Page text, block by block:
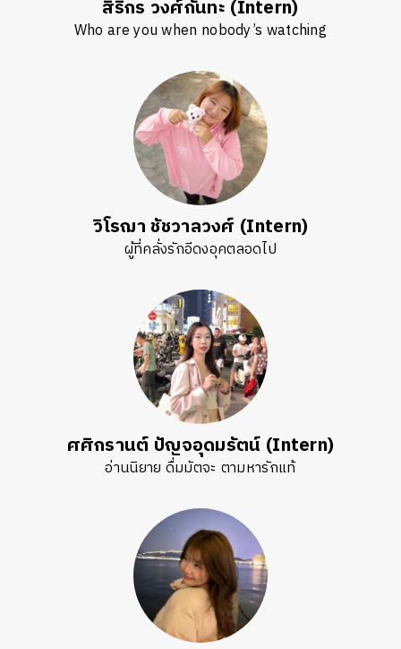
สิริกร วงศ์กันทะ (Intern)
Who are you when nobody’s watching
วิโรฌา ชัชวาลวงศ์ (Intern)
ผู้ที่คลั่งรักอีดงอุคตลอดไป
ศศิกรานต์ ปัญจอุดมรัตน์ (Intern)
อ่านนิยาย ดื่มมัตจะ ตามหารักแท้
SHARE TWEET LINE